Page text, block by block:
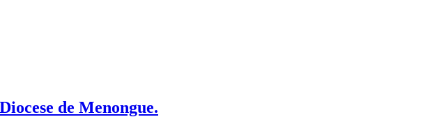
de Menongue.